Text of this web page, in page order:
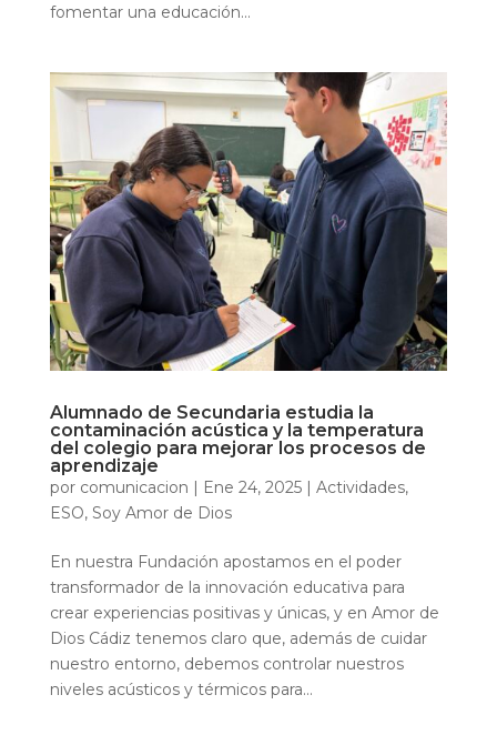
fomentar una educación...
Alumnado de Secundaria estudia la
contaminación acústica y la temperatura
del colegio para mejorar los procesos de
aprendizaje
por comunicacion | Ene 24, 2025| Actividades,
ESO, Soy Amor de Dios
En nuestra Fundación apostamos en el poder
transformador de la innovación educativa para
crear experiencias positivas y únicas, y en Amor de
Dios Cádiz tenemos claro que, además de cuidar
nuestro entorno, debemos controlar nuestros
niveles acústicos y térmicos para...